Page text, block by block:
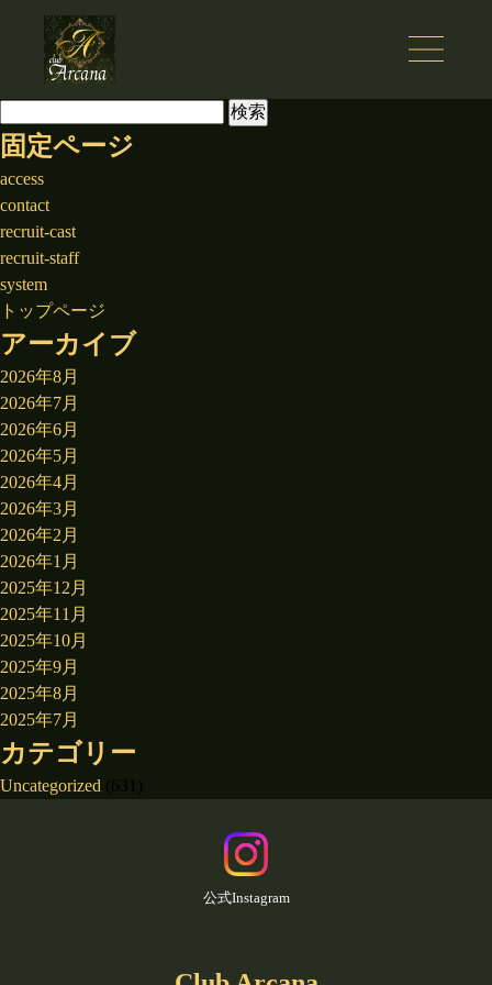
索:
固定ページ
access
contact
recruit-cast
recruit-staff
system
トップページ
アーカイブ
2026年8月
2026年7月
2026年6月
2026年5月
2026年4月
2026年3月
2026年2月
2026年1月
2025年12月
2025年11月
2025年10月
2025年9月
2025年8月
2025年7月
カテゴリー
Uncategorized
公式Instagram